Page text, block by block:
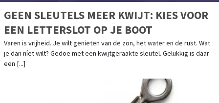
GEEN SLEUTELS MEER KWIJT: KIES VOOR
EEN LETTERSLOT OP JE BOOT
Varen is vrijheid. Je wilt genieten van de zon, het water en de rust. Wat
je dan níet wilt? Gedoe met een kwijtgeraakte sleutel. Gelukkig is daar
een [...]